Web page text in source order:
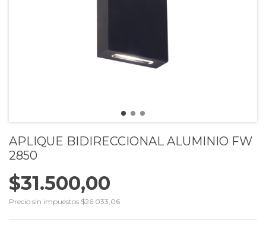
APLIQUE BIDIRECCIONAL ALUMINIO FW
2850
$31.500,00
Precio sin impuestos $26.033,06